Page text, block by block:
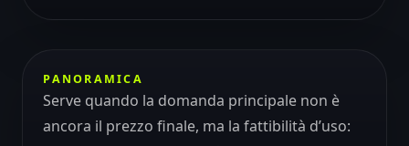
PANORAMICA
Serve quando la domanda principale non è
ancora il prezzo finale, ma la fattibilità d’uso: